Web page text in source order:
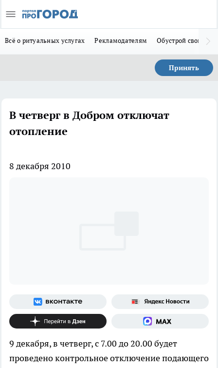
Всё о ритуальных услугах Рекламодателям Обустрой свой дом
Принять
В четверг в Добром отключат
отопление
8 декабря 2010
9 декабря, в четверг, с 7.00 до 20.00 будет
проведено контрольное отключение подающего